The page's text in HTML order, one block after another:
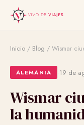
Inicio / Blog / Wismar
ALEMANIA 19 de
Wismar
la